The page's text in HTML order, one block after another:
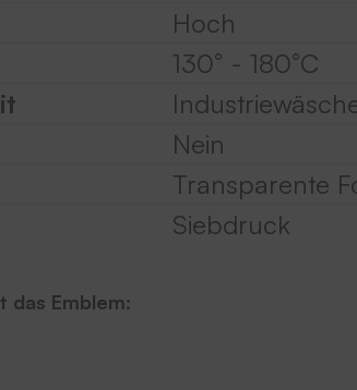
Hoch
130° - 180°C
Nein
Transparente
Siebdruck
das Emblem: